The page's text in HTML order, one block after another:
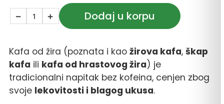
− + Dodaj u korpu
Kafa od žira (poznata i kao žirova kafa, škap
kafa ili kafa od hrastovog žira) je
tradicionalni napitak bez kofeina, cenjen zbog
svoje lekovitosti i blagog ukusa.